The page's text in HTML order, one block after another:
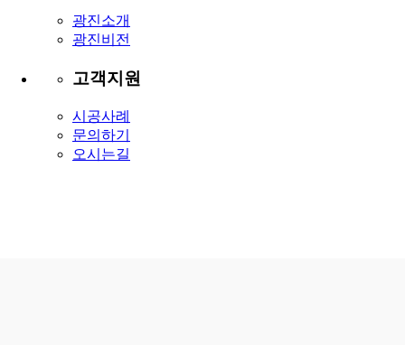
광진소개
광진비전
고객지원
시공사례
문의하기
오시는길